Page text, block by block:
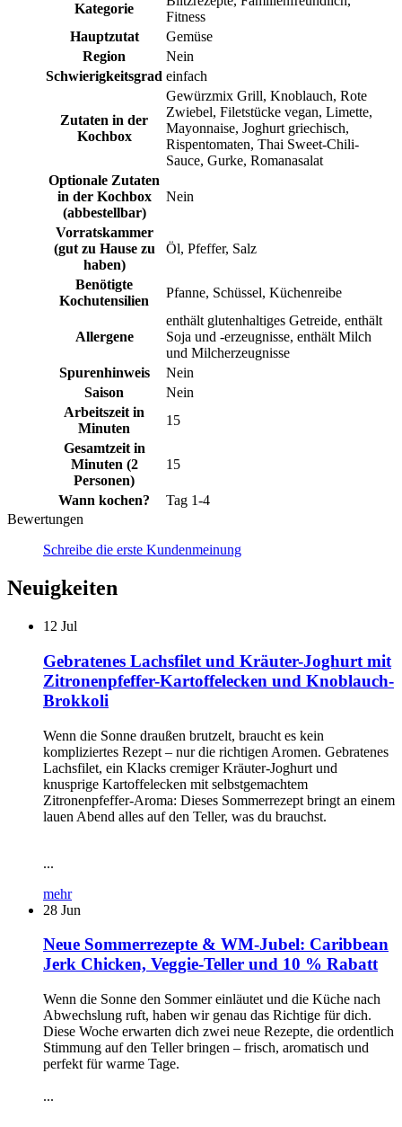
Kategorie
Fitness
Hauptzutat
Gemüse
Region
Nein
Schwierigkeitsgrad einfach
Zutaten in der
Kochbox
Gewürzmix Grill, Knoblauch, Rote
Zwiebel, Filetstücke vegan, Limette,
Mayonnaise, Joghurt griechisch,
Rispentomaten, Thai Sweet-Chili-
Sauce, Gurke, Romanasalat
Optionale Zutaten
in der Kochbox
(abbestellbar)
Nein
Vorratskammer
(gut zu Hause zu
haben)
Öl, Pfeffer, Salz
Benötigte
Kochutensilien
Pfanne, Schüssel, Küchenreibe
Allergene
enthält glutenhaltiges Getreide, enthält
Soja und -erzeugnisse, enthält Milch
und Milcherzeugnisse
Spurenhinweis
Nein
Saison
Nein
Arbeitszeit in
Minuten
15
Gesamtzeit in
Minuten (2
Personen)
15
Wann kochen?
Tag 1-4
Bewertungen
Schreibe die erste Kundenmeinung
Neuigkeiten
12 Jul
Gebratenes Lachsfilet und Kräuter-Joghurt mit
Zitronenpfeffer-Kartoffelecken und Knoblauch-
Brokkoli
Wenn die Sonne draußen brutzelt, braucht es kein
kompliziertes Rezept – nur die richtigen Aromen. Gebratenes
Lachsfilet, ein Klacks cremiger Kräuter-Joghurt und
knusprige Kartoffelecken mit selbstgemachtem
Zitronenpfeffer-Aroma: Dieses Sommerrezept bringt an einem
lauen Abend alles auf den Teller, was du brauchst.
...
mehr
28 Jun
Neue Sommerrezepte & WM-Jubel: Caribbean
Jerk Chicken, Veggie-Teller und 10 % Rabatt
Wenn die Sonne den Sommer einläutet und die Küche nach
Abwechslung ruft, haben wir genau das Richtige für dich.
Diese Woche erwarten dich zwei neue Rezepte, die ordentlich
Stimmung auf den Teller bringen – frisch, aromatisch und
perfekt für warme Tage.
...